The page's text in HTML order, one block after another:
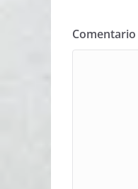
Comentario